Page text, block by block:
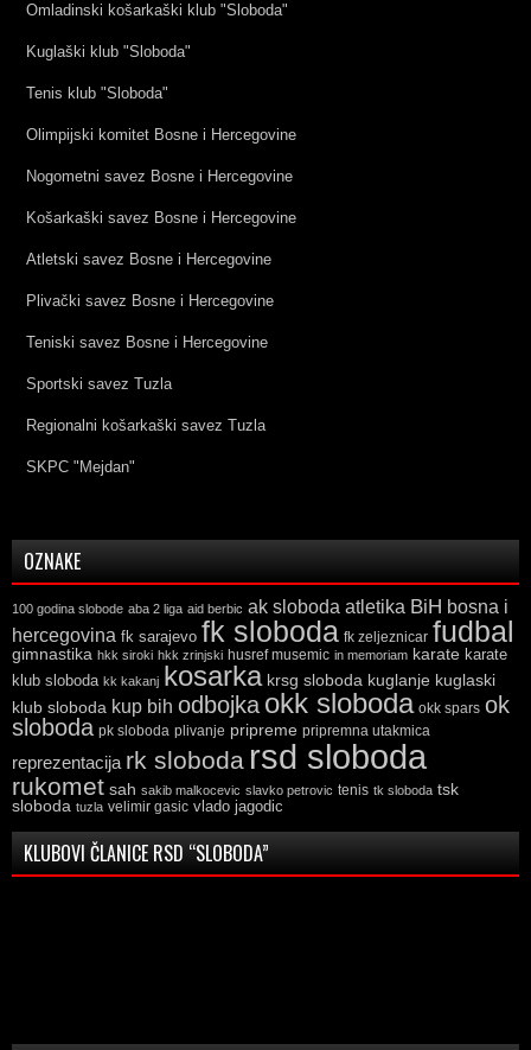
Omladinski košarkaški klub "Sloboda"
Kuglaški klub "Sloboda"
Tenis klub "Sloboda"
Olimpijski komitet Bosne i Hercegovine
Nogometni savez Bosne i Hercegovine
Košarkaški savez Bosne i Hercegovine
Atletski savez Bosne i Hercegovine
Plivački savez Bosne i Hercegovine
Teniski savez Bosne i Hercegovine
Sportski savez Tuzla
Regionalni košarkaški savez Tuzla
SKPC "Mejdan"
OZNAKE
100 godina slobode aba 2 liga aid berbic ak sloboda atletika BiH bosna i
hercegovina fk sarajevo fk sloboda fk zeljeznicar fudbal
gimnastika hkk siroki hkk zrinjski husref musemic in memoriam karate karate
klub sloboda kk kakanj kosarka krsg sloboda kuglanje kuglaski
klub sloboda kup bih odbojka okk sloboda okk spars ok
sloboda pk sloboda plivanje pripreme pripremna utakmica
reprezentacija rk sloboda rsd sloboda
rukomet sah sakib malkocevic slavko petrovic tenis tk sloboda tsk
sloboda tuzla velimir gasic vlado jagodic
KLUBOVI ČLANICE RSD “SLOBODA”